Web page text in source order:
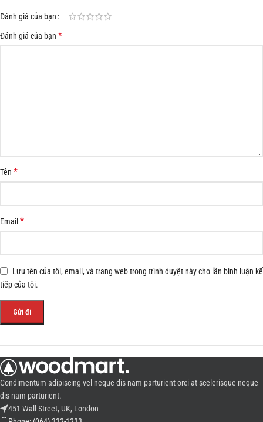
Đánh giá của bạn
Đánh giá của bạn *
Tên *
Email*
Lưu tên của tôi, email, và trang web trong trình duyệt này cho lần bình luận kế
tiếp của tôi.
Condimentum adipiscing vel neque dis nam parturient orci at scelerisque neque
dis nam parturient.
451 Wall Street, UK, London